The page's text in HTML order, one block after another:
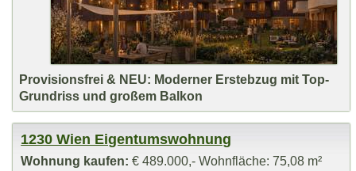
Provisionsfrei & NEU: Moderner Erstebzug mit Top-
Grundriss und großem Balkon
1230 Wien Eigentumswohnung
Wohnung kaufen: € 489.000,- Wohnfläche: 75,08 m²